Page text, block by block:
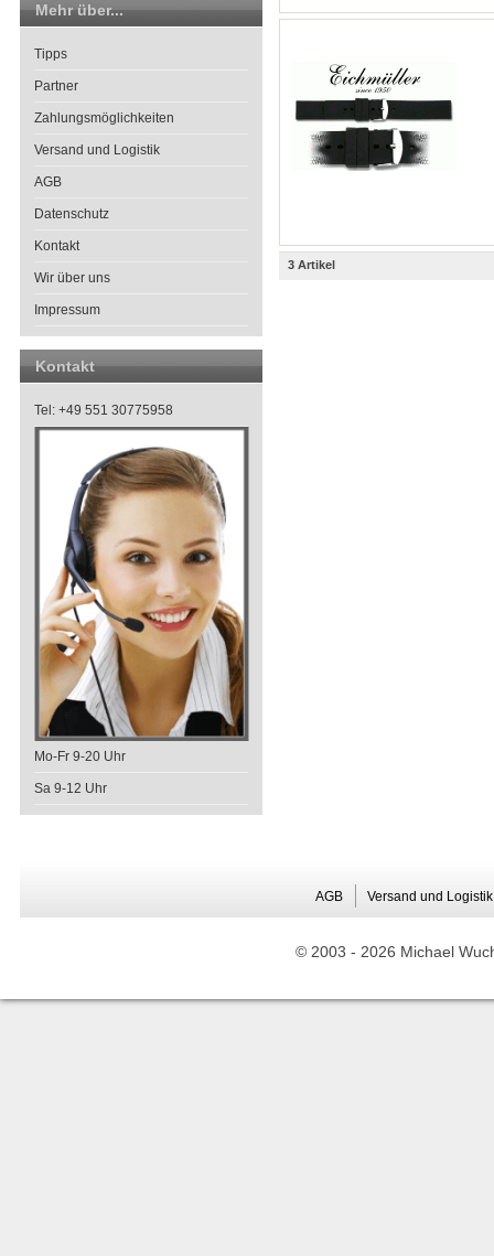
3 Artikel
Mehr über...
Tipps
Partner
Zahlungsmöglichkeiten
Versand und Logistik
AGB
Datenschutz
Kontakt
Wir über uns
Impressum
Kontakt
Tel: +49 551 30775958
Mo-Fr 9-20 Uhr
Sa 9-12 Uhr
AGB Versand und Logistik
© 2003 - 2026 Michael